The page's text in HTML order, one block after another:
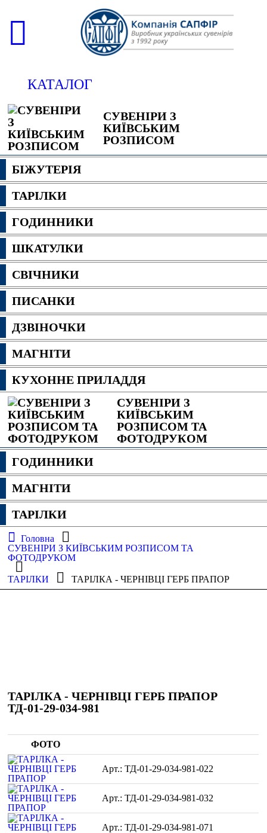
КАТАЛОГ
СУВЕНІРИ З
КИЇВСЬКИМ
РОЗПИСОМ
БІЖУТЕРІЯ
ТАРІЛКИ
ГОДИННИКИ
ШКАТУЛКИ
СВІЧНИКИ
ПИСАНКИ
ДЗВІНОЧКИ
МАГНІТИ
КУХОННЕ ПРИЛАДДЯ
СУВЕНІРИ З
КИЇВСЬКИМ
РОЗПИСОМ ТА
ФОТОДРУКОМ
ГОДИННИКИ
МАГНІТИ
ТАРІЛКИ
Головна
СУВЕНІРИ З КИЇВСЬКИМ РОЗПИСОМ ТА
ФОТОДРУКОМ
ТАРІЛКИ ТАРІЛКА - ЧЕРНІВЦІ ГЕРБ ПРАПОР
ТАРІЛКА - ЧЕРНІВЦІ ГЕРБ ПРАПОР
ТД-01-29-034-981
ФОТО
ТД-01-29-034-981-022
ТД-01-29-034-981-032
ТД-01-29-034-981-071